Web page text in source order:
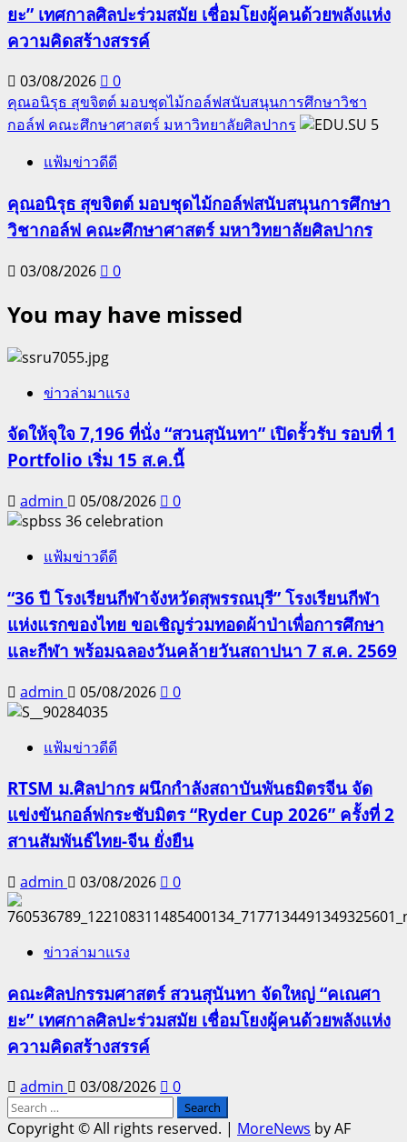
ยะ” เทศกาลศิลปะร่วมสมัย เชื่อมโยงผู้คนด้วยพลังแห่ง
ความคิดสร้างสรรค์
03/08/2026
0
คุณอนิรุธ สุขจิตต์ มอบชุดไม้กอล์ฟสนับสนุนการศึกษาวิชา
กอล์ฟ คณะศึกษาศาสตร์ มหาวิทยาลัยศิลปากร
5
แฟ้มข่าวดีดี
คุณอนิรุธ สุขจิตต์ มอบชุดไม้กอล์ฟสนับสนุนการศึกษา
วิชากอล์ฟ คณะศึกษาศาสตร์ มหาวิทยาลัยศิลปากร
03/08/2026 0
You may have missed
ข่าวล่ามาแรง
จัดให้จุใจ 7,196 ที่นั่ง “สวนสุนันทา” เปิดรั้วรับ รอบที่ 1
Portfolio เริ่ม 15 ส.ค.นี้
admin 05/08/2026 0
แฟ้มข่าวดีดี
“36 ปี โรงเรียนกีฬาจังหวัดสุพรรณบุรี” โรงเรียนกีฬา
แห่งแรกของไทย ขอเชิญร่วมทอดผ้าป่าเพื่อการศึกษา
และกีฬา พร้อมฉลองวันคล้ายวันสถาปนา 7 ส.ค. 2569
admin 05/08/2026 0
แฟ้มข่าวดีดี
RTSM ม.ศิลปากร ผนึกกำลังสถาบันพันธมิตรจีน จัด
แข่งขันกอล์ฟกระชับมิตร “Ryder Cup 2026” ครั้งที่ 2
สานสัมพันธ์ไทย-จีน ยั่งยืน
admin 03/08/2026 0
ข่าวล่ามาแรง
คณะศิลปกรรมศาสตร์ สวนสุนันทา จัดใหญ่ “คเณศา
ยะ” เทศกาลศิลปะร่วมสมัย เชื่อมโยงผู้คนด้วยพลังแห่ง
ความคิดสร้างสรรค์
admin 03/08/2026
0
Search
for:
Copyright © All rights reserved. | MoreNews by AF